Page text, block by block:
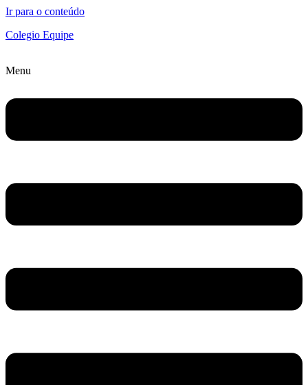
Ir para o conteúdo
Colegio Equipe
Menu